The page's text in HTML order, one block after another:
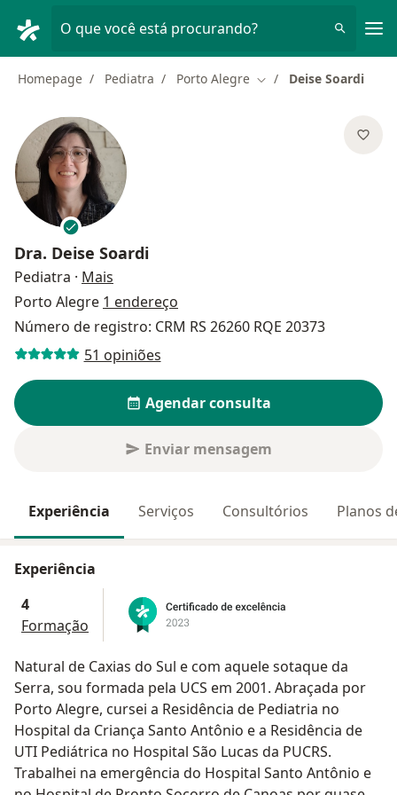
O que você está procurando?
Homepage Pediatra Porto Alegre Mudar de cidade
Deise Soardi
Dra. Deise Soardi
Pediatra · Mais
Porto Alegre 1 endereço
Número de registro: CRM RS 26260 RQE 20373
51 opiniões
Agendar consulta
Enviar mensagem
Experiência Serviços Consultórios Planos
Experiência
4
Formação
Natural de Caxias do Sul e com aquele sotaque da
Serra, sou formada pela UCS em 2001. Abraçada por
Porto Alegre, cursei a Residência de Pediatria no
Hospital da Criança Santo Antônio e a Residência de
UTI Pediátrica no Hospital São Lucas da PUCRS.
Trabalhei na emergência do Hospital Santo Antônio e